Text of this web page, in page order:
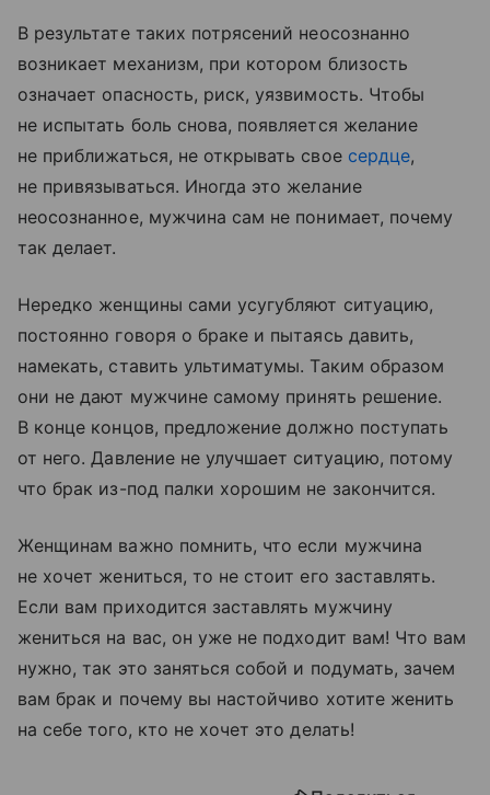
В результате таких потрясений неосознанно
возникает механизм, при котором близость
означает опасность, риск, уязвимость. Чтобы
не испытать боль снова, появляется желание
не приближаться, не открывать свое сердце,
не привязываться. Иногда это желание
неосознанное, мужчина сам не понимает, почему
так делает.
Нередко женщины сами усугубляют ситуацию,
постоянно говоря о браке и пытаясь давить,
намекать, ставить ультиматумы. Таким образом
они не дают мужчине самому принять решение.
В конце концов, предложение должно поступать
от него. Давление не улучшает ситуацию, потому
что брак из-под палки хорошим не закончится.
Женщинам важно помнить, что если мужчина
не хочет жениться, то не стоит его заставлять.
Если вам приходится заставлять мужчину
жениться на вас, он уже не подходит вам! Что вам
нужно, так это заняться собой и подумать, зачем
вам брак и почему вы настойчиво хотите женить
на себе того, кто не хочет это делать!